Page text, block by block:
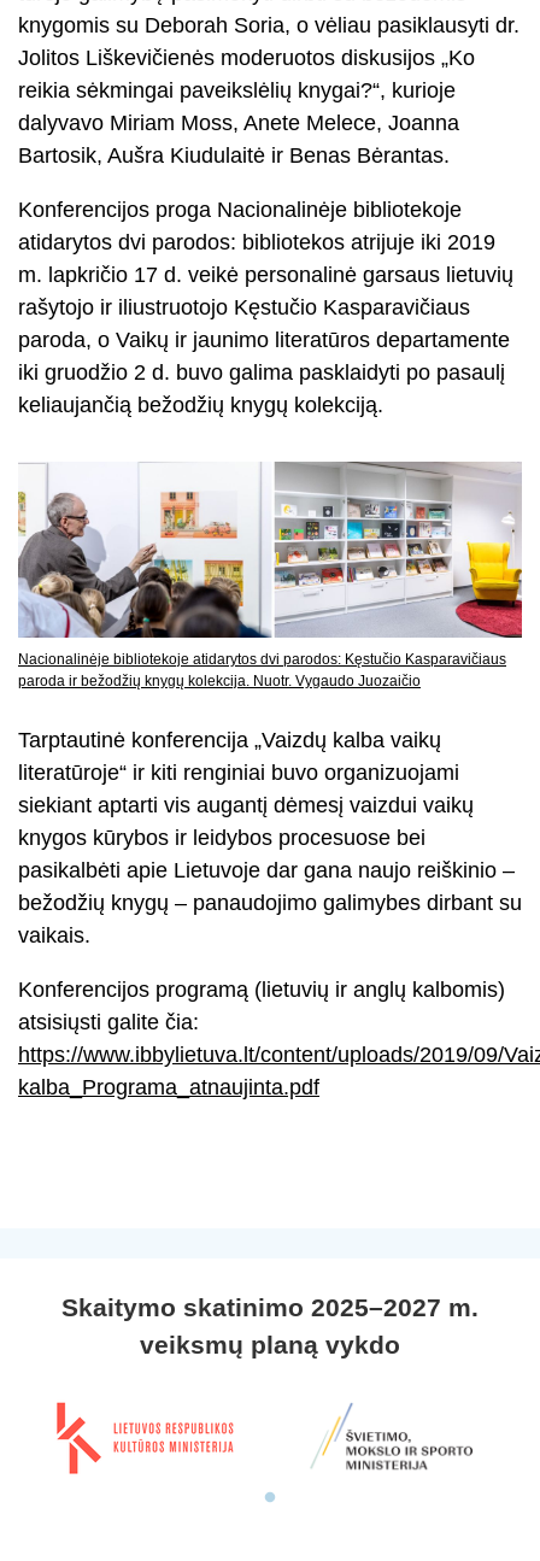
knygomis su Deborah Soria, o vėliau pasiklausyti dr.
Jolitos Liškevičienės moderuotos diskusijos „Ko
reikia sėkmingai paveikslėlių knygai?“, kurioje
dalyvavo Miriam Moss, Anete Melece, Joanna
Bartosik, Aušra Kiudulaitė ir Benas Bėrantas.
Konferencijos proga Nacionalinėje bibliotekoje
atidarytos dvi parodos: bibliotekos atrijuje iki 2019
m. lapkričio 17 d. veikė personalinė garsaus lietuvių
rašytojo ir iliustruotojo Kęstučio Kasparavičiaus
paroda, o Vaikų ir jaunimo literatūros departamente
iki gruodžio 2 d. buvo galima pasklaidyti po pasaulį
keliaujančią bežodžių knygų kolekciją.
Nacionalinėje bibliotekoje atidarytos dvi parodos: Kęstučio Kasparavičiaus
paroda ir bežodžių knygų kolekcija. Nuotr. Vygaudo Juozaičio
Tarptautinė konferencija „Vaizdų kalba vaikų
literatūroje“ ir kiti renginiai buvo organizuojami
siekiant aptarti vis augantį dėmesį vaizdui vaikų
knygos kūrybos ir leidybos procesuose bei
pasikalbėti apie Lietuvoje dar gana naujo reiškinio –
bežodžių knygų – panaudojimo galimybes dirbant su
vaikais.
Konferencijos programą (lietuvių ir anglų kalbomis)
atsisiųsti galite čia:
https://www.ibbylietuva.lt/content/uploads/2019/09/
kalba_Programa_atnaujinta.pdf
Skaitymo skatinimo 2025–2027 m.
veiksmų planą vykdo